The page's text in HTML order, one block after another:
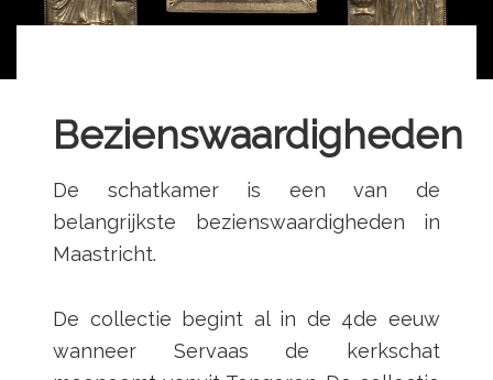
Bezienswaardigheden
De schatkamer is een van de
belangrijkste bezienswaardigheden in
Maastricht.
De collectie begint al in de 4de eeuw
wanneer Servaas de kerkschat